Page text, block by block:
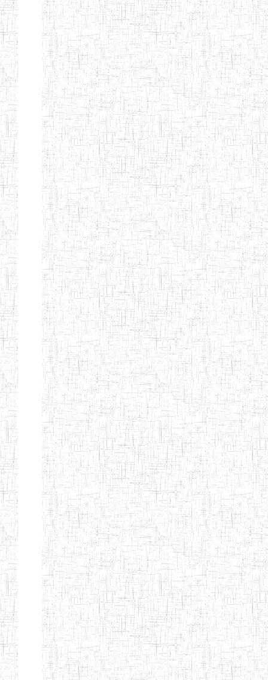
SENTTI-IBES
ENIEG PRIVEE
BILINGUE LES
ROSSIGNOLS
MAJORS
06/06/2016 ENIEG Privé
ENI PRIVEE
LAIQUE
22/09/2000 ENIEG Privé
ENIEG BERYLA 06/06/2014 ENIEG Privé
ENIEG
L'EXCELLENCE
28/08/2009 ENIEG Privé
ENIEG DES
NATIONS
10/07/2001 ENIEG Privé
ENIET PAUL
MOMO
23/07/2014 ENIET Privé
ENIEG PRIVEE
TCHEB'S
10/07/2008 ENIEG Privé
ENIEG PRIVEE
BILINGUE
INCLUSIVE
LOUIS
BRAILLE DU
CJARC
12/07/2019 ENIEG Privé
ENIEG LA
PENSEE
28/12/2007 ENIEG Privé
ENIEG PRIVEE
AIME-CESAIRE
28/08/2009 ENIEG Privé
ENIEG
SIANTOU
03/06/2014 ENIEG Privé
ENIEG LA
26/05/2014 ENIEG Privé